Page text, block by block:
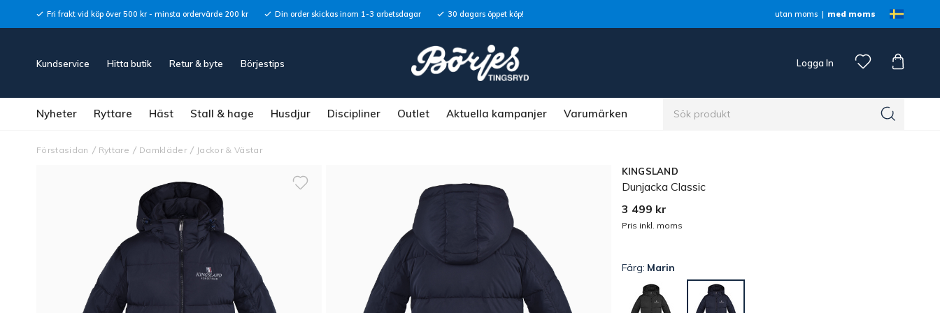
Fri frakt vid köp över 500 kr - minsta ordervärde 200 kr Din order skickas inom 1-3 arbetsdagar 30 dagars öppet köp! utan moms med moms
Kundservice Hitta butik Retur & byte Börjestips Logga In
Nyheter Ryttare Häst Stall & hage Husdjur Discipliner Outlet Aktuella kampanjer Varumärken
Förstasidan Ryttare Damkläder Jackor & Västar
KINGSLAND
Dunjacka Classic
3 499 kr
Pris inkl. moms
Färg: Marin